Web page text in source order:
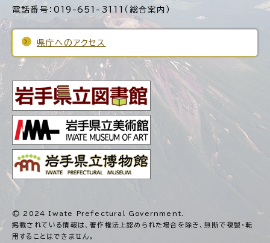
電話番号：019-651-3111（総合案内）
県庁へのアクセス
© 2024 Iwate Prefectural Government.
掲載されている情報は、著作権法上認められた場合を除き、無断で複製・転
用することはできません。